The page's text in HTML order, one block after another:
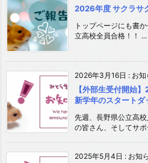
2026年度 サクラサ
トップページにも書
立高校全員合格！！ ...
2026年3月16日 : お
【外部生受付開始
新学年のスタートダ
先週、長野県公立高
の皆さん、そしてサ
2025年5月4日 : お知